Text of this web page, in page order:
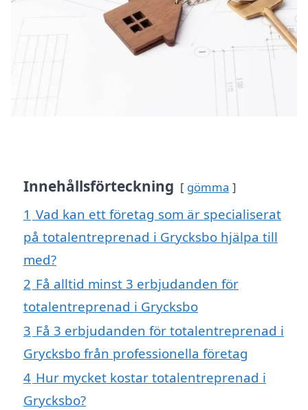
Innehållsförteckning gömma
1 Vad kan ett företag som är specialiserat
på totalentreprenad i Grycksbo hjälpa till
med?
2 Få alltid minst 3 erbjudanden för
totalentreprenad i Grycksbo
3 Få 3 erbjudanden för totalentreprenad i
Grycksbo från professionella företag
4 Hur mycket kostar totalentreprenad i
Grycksbo?